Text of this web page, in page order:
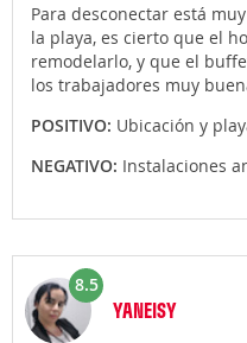
Para desconectar está
la playa, es cierto que el
remodelarlo, y que el
los trabajadores muy
POSITIVO: Ubicación y
NEGATIVO: Instalaciones
8.5
YANEISY